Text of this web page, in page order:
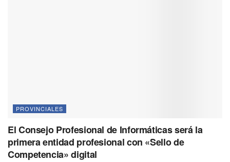
PROVINCIALES
El Consejo Profesional de Informáticas será la
primera entidad profesional con «Sello de
Competencia» digital